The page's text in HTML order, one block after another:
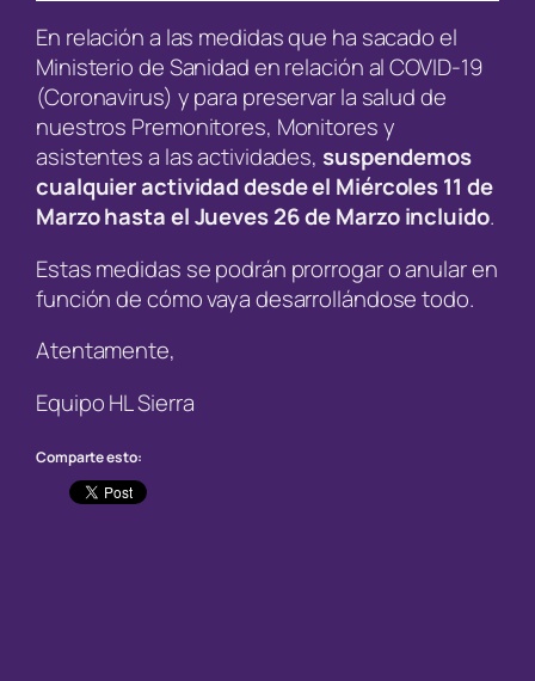
En relación a las medidas que ha sacado el
Ministerio de Sanidad en relación al COVID-19
(Coronavirus) y para preservar la salud de
nuestros Premonitores, Monitores y
asistentes a las actividades, suspendemos
cualquier actividad desde el Miércoles 11 de
Marzo hasta el Jueves 26 de Marzo incluido.
Estas medidas se podrán prorrogar o anular en
función de cómo vaya desarrollándose todo.
Atentamente,
Equipo HL Sierra
Comparte esto: